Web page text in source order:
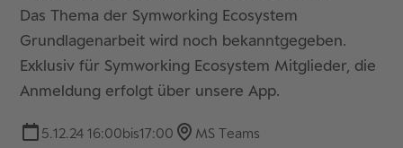
Das Thema der Symworking Ecosystem
Grundlagenarbeit wird noch bekanntgegeben.
Exklusiv für Symworking Ecosystem Mitglieder, die
Anmeldung erfolgt über unsere App.
5.12.24 16:00bis17:00 MS Teams